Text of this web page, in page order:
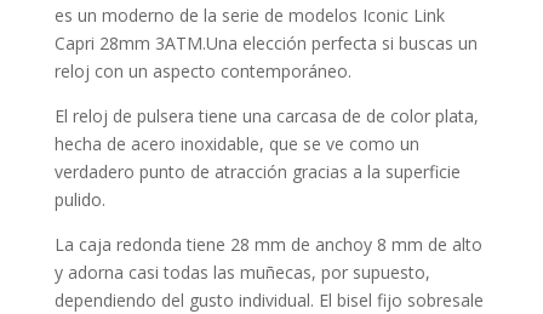
es un moderno de la serie de modelos Iconic Link
Capri 28mm 3ATM.Una elección perfecta si buscas un
reloj con un aspecto contemporáneo.
El reloj de pulsera tiene una carcasa de de color plata,
hecha de acero inoxidable, que se ve como un
verdadero punto de atracción gracias a la superficie
pulido.
La caja redonda tiene 28 mm de anchoy 8 mm de alto
y adorna casi todas las muñecas, por supuesto,
dependiendo del gusto individual. El bisel fijo sobresale